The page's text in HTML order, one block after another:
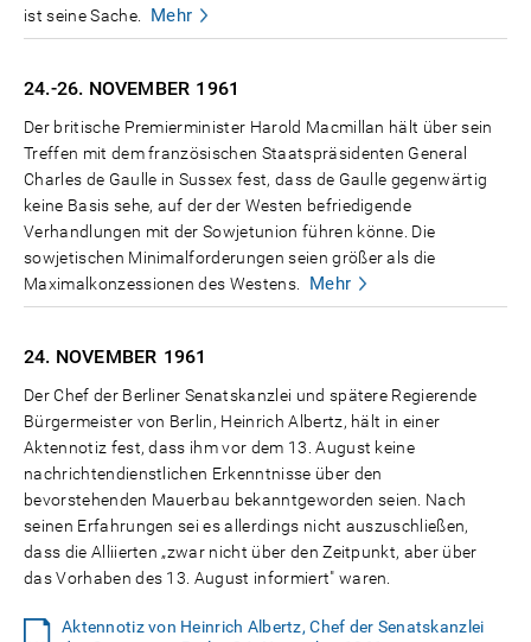
ist seine Sache.
Mehr
24.-26. NOVEMBER 1961
Der britische Premierminister Harold Macmillan hält über sein
Treffen mit dem französischen Staatspräsidenten General
Charles de Gaulle in Sussex fest, dass de Gaulle gegenwärtig
keine Basis sehe, auf der der Westen befriedigende
Verhandlungen mit der Sowjetunion führen könne. Die
sowjetischen Minimalforderungen seien größer als die
Maximalkonzessionen des Westens.
Mehr
24. NOVEMBER 1961
Der Chef der Berliner Senatskanzlei und spätere Regierende
Bürgermeister von Berlin, Heinrich Albertz, hält in einer
Aktennotiz fest, dass ihm vor dem 13. August keine
nachrichtendienstlichen Erkenntnisse über den
bevorstehenden Mauerbau bekanntgeworden seien. Nach
seinen Erfahrungen sei es allerdings nicht auszuschließen,
dass die Alliierten „zwar nicht über den Zeitpunkt, aber über
das Vorhaben des 13. August informiert" waren.
Aktennotiz von Heinrich Albertz, Chef der Senatskanzlei